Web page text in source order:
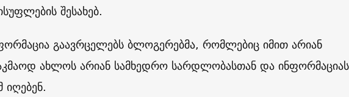
შესახებ.
გაავრცელებს ბლოგერებმა, რომლებიც იმით არიან
ახლოს არიან სამხედრო სარდლობასთან და ინფორმაციას